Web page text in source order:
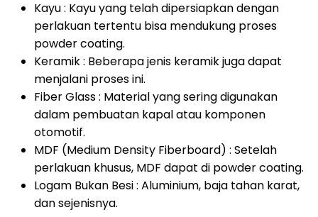
Kayu : Kayu yang telah dipersiapkan dengan
perlakuan tertentu bisa mendukung proses
powder coating.
Keramik : Beberapa jenis keramik juga dapat
menjalani proses ini.
Fiber Glass : Material yang sering digunakan
dalam pembuatan kapal atau komponen
otomotif.
MDF (Medium Density Fiberboard) : Setelah
perlakuan khusus, MDF dapat di powder coating.
Logam Bukan Besi : Aluminium, baja tahan karat,
dan sejenisnya.